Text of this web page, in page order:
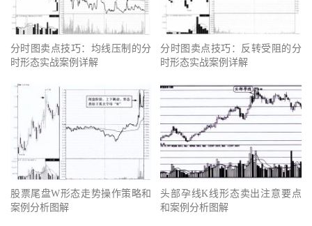
分时图卖点技巧：均线压制的分
时形态实战案例详解
分时图卖点技巧：反转受阻的分
时形态实战案例详解
股票尾盘W形态走势操作策略和
案例分析图解
头部孕线K线形态卖出注意要点
和案例分析图解